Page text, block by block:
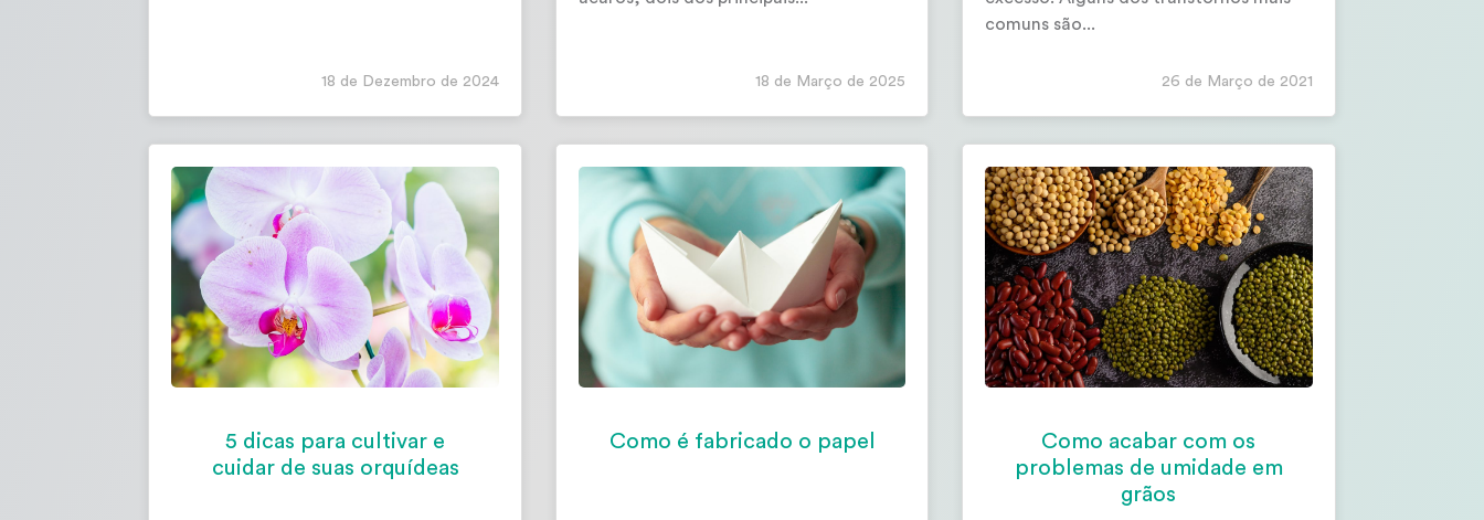
18 de Dezembro de 2024 18 de Março de 2025
comuns são...
26 de Março de 2021
5 dicas para cultivar e
cuidar de suas orquídeas
Como é fabricado o papel
Como acabar com os
problemas de umidade em
grãos